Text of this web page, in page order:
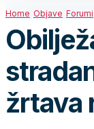
Home Objave Forumi
žrtava